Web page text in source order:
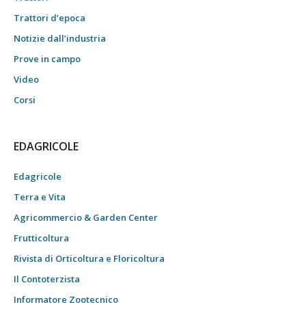
Trattori d’epoca
Notizie dall’industria
Prove in campo
Video
Corsi
EDAGRICOLE
Edagricole
Terra e Vita
Agricommercio & Garden Center
Frutticoltura
Rivista di Orticoltura e Floricoltura
Il Contoterzista
Informatore Zootecnico